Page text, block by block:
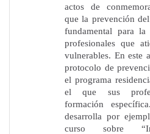
actos de
que la prevención
fundamental para
profesionales que
vulnerables. En este
protocolo de
el programa
el que sus
formación
desarrolla por
curso sobre